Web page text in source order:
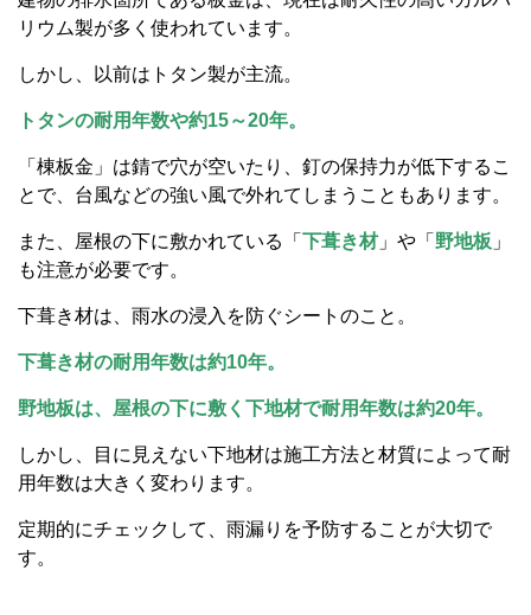
リウム製が多く使われています。
しかし、以前はトタン製が主流。
トタンの耐用年数や約15～20年。
「棟板金」は錆で穴が空いたり、釘の保持力が低下するこ
とで、台風などの強い風で外れてしまうこともあります。
また、屋根の下に敷かれている「 下葺き材」や「 野地板 」
も注意が必要です。
下葺き材は、雨水の浸入を防ぐシートのこと。
下葺き材の耐用年数は約10年。
野地板は、屋根の下に敷く下地材で耐用年数は約20年。
しかし、目に見えない下地材は施工方法と材質によって耐
用年数は大きく変わります。
定期的にチェックして、雨漏りを予防することが大切で
す。